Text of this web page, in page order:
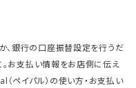
、銀行の口座振替設定を行うだ
お支払い情報をお店側に伝え
ペイパル）の使い方・お支払い